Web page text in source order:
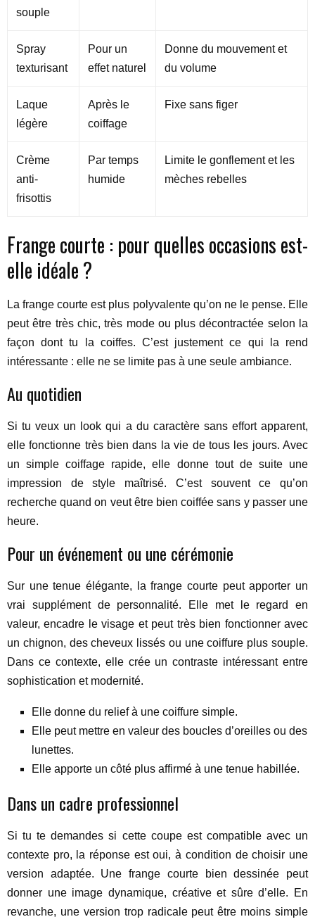
souple
Spray
texturisant
Pour un
effet naturel
Donne du mouvement et
du volume
Laque
légère
Après le
coiffage
Fixe sans figer
Crème
anti-
frisottis
Par temps
humide
Limite le gonflement et les
mèches rebelles
Frange courte : pour quelles occasions est-
elle idéale ?
La frange courte est plus polyvalente qu’on ne le pense. Elle
peut être très chic, très mode ou plus décontractée selon la
façon dont tu la coiffes. C’est justement ce qui la rend
intéressante : elle ne se limite pas à une seule ambiance.
Au quotidien
Si tu veux un look qui a du caractère sans effort apparent,
elle fonctionne très bien dans la vie de tous les jours. Avec
un simple coiffage rapide, elle donne tout de suite une
impression de style maîtrisé. C’est souvent ce qu’on
recherche quand on veut être bien coiffée sans y passer une
heure.
Pour un événement ou une cérémonie
Sur une tenue élégante, la frange courte peut apporter un
vrai supplément de personnalité. Elle met le regard en
valeur, encadre le visage et peut très bien fonctionner avec
un chignon, des cheveux lissés ou une coiffure plus souple.
Dans ce contexte, elle crée un contraste intéressant entre
sophistication et modernité.
Elle donne du relief à une coiffure simple.
Elle peut mettre en valeur des boucles d’oreilles ou des
lunettes.
Elle apporte un côté plus affirmé à une tenue habillée.
Dans un cadre professionnel
Si tu te demandes si cette coupe est compatible avec un
contexte pro, la réponse est oui, à condition de choisir une
version adaptée. Une frange courte bien dessinée peut
donner une image dynamique, créative et sûre d’elle. En
revanche, une version trop radicale peut être moins simple